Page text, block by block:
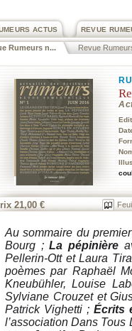
REVUE
ACTUS
Rumeurs n... Revue
21,00 €
Au sommaire du
Bourg ;La pépinière
Pellerin-Ott et Laura
poèmes par Raphaël
Kneubühler,Louise
Sylviane Crouzet et
Patrick Vighetti ;Écrits
l’association Dans Tous